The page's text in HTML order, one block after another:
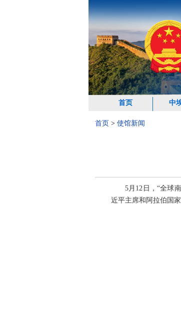
首页 中
首页 > 使馆新闻
5月12日，“全球
近平主席和阿拉伯国